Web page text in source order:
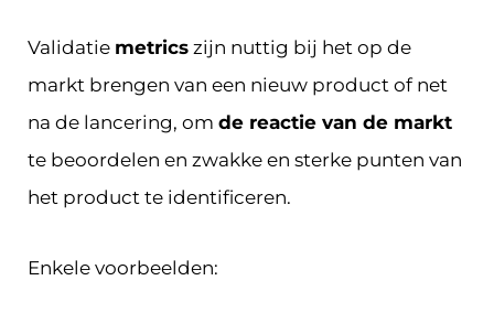
Validatie metrics zijn nuttig bij het op de
markt brengen van een nieuw product of net
na de lancering, om de reactie van de markt
te beoordelen en zwakke en sterke punten van
het product te identificeren.
Enkele voorbeelden: